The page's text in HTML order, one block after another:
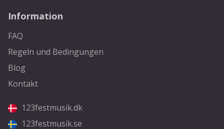
Information
FAQ
Regeln und Bedingungen
Blog
Kontakt
123festmusik.dk
123festmusik.se